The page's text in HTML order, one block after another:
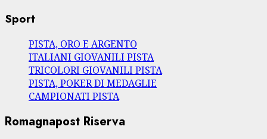
Sport
PISTA, ORO E ARGENTO
ITALIANI GIOVANILI PISTA
TRICOLORI GIOVANILI PISTA
PISTA, POKER DI MEDAGLIE
CAMPIONATI PISTA
Romagnapost Riserva